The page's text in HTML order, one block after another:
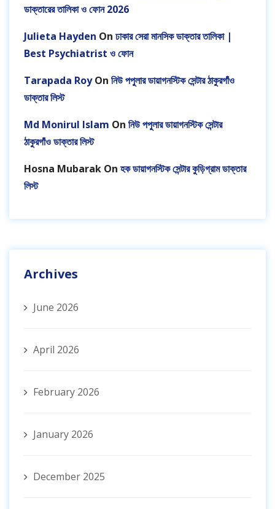
ডাক্তারের তালিকা ও ফোন 2026
Julieta Hayden On ঢাকার সেরা মানসিক ডাক্তার তালিকা |
Best Psychiatrist ও ফোন
Tarapada RoyOn নিউ পপুলার ডায়াগনস্টিক সেন্টার ঠাকুরগাঁও
ডাক্তার লিস্ট
Md Monirul Islam On নিউ পপুলার ডায়াগনস্টিক সেন্টার
ঠাকুরগাঁও ডাক্তার লিস্ট
Hosna Mubarak On হক ডায়াগনস্টিক সেন্টার কুড়িগ্রাম ডাক্তার
লিস্ট
Archives
June 2026
April 2026
February 2026
January 2026
December 2025